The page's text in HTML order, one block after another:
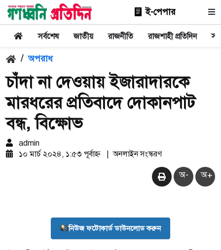
ই-পেপার
সর্বশেষ জাতীয় রাজনীতি রাজশাহী প্রতিদিন
/ অপরাধ
চাঁদা না দেওয়ায় ইজারাদারকে
মারধরের প্রতিবাদে দোকানপাট
বন্ধ, বিক্ষোভ
admin
১০ মার্চ ২০২৪, ১:৫৩ পূর্বাহ্ন
| অনলাইন সংস্করণ
অ- অ+
নিউজ ফটোকার্ড ডাউনলোড করুন